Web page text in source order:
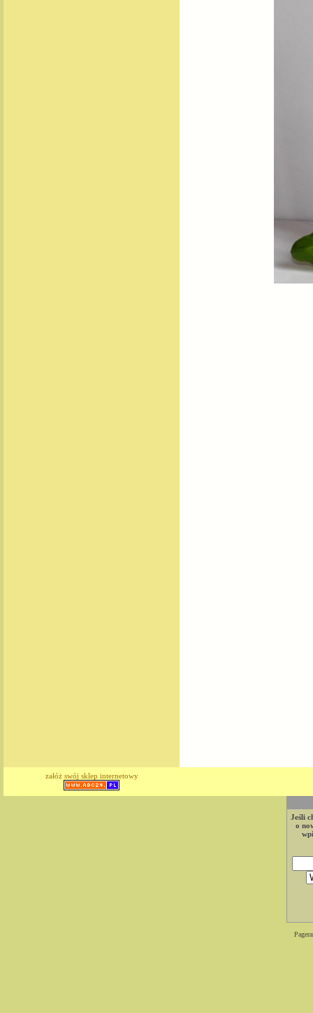
załóż swój sklep internetowy
Jeśli
o